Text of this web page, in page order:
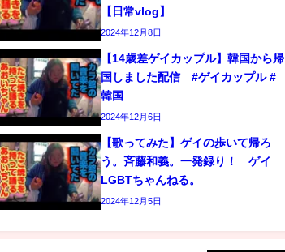
【日常vlog】
2024年12月8日
【14歳差ゲイカップル】韓国から帰
国しました配信 #ゲイカップル #
韓国
2024年12月6日
【歌ってみた】ゲイの歩いて帰ろ
う。斉藤和義。一発録り！ ゲイ
LGBTちゃんねる。
2024年12月5日